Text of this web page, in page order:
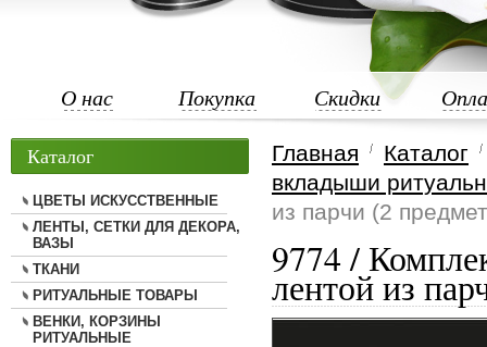
О нас Покупка Скидки
Главная
Каталог
вкладыши
из парчи (2
9774 /
лентой из
Каталог
ЦВЕТЫ ИСКУССТВЕННЫЕ
ЛЕНТЫ, СЕТКИ ДЛЯ ДЕКОРА,
ВАЗЫ
ТКАНИ
РИТУАЛЬНЫЕ ТОВАРЫ
ВЕНКИ, КОРЗИНЫ
РИТУАЛЬНЫЕ